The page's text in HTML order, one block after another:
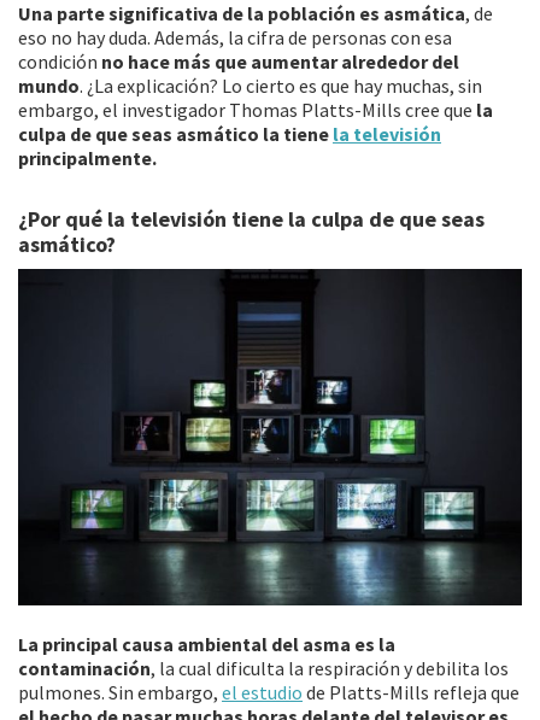
Una parte significativa de la población es asmática, de
eso no hay duda. Además, la cifra de personas con esa
condición no hace más que aumentar alrededor del
mundo. ¿La explicación? Lo cierto es que hay muchas, sin
embargo, el investigador Thomas Platts-Mills cree que la
culpa de que seas asmático la tiene la televisión
principalmente.
¿Por qué la televisión tiene la culpa de que seas
asmático?
La principal causa ambiental del asma es la
contaminación, la cual dificulta la respiración y debilita los
pulmones. Sin embargo, el estudio de Platts-Mills refleja que